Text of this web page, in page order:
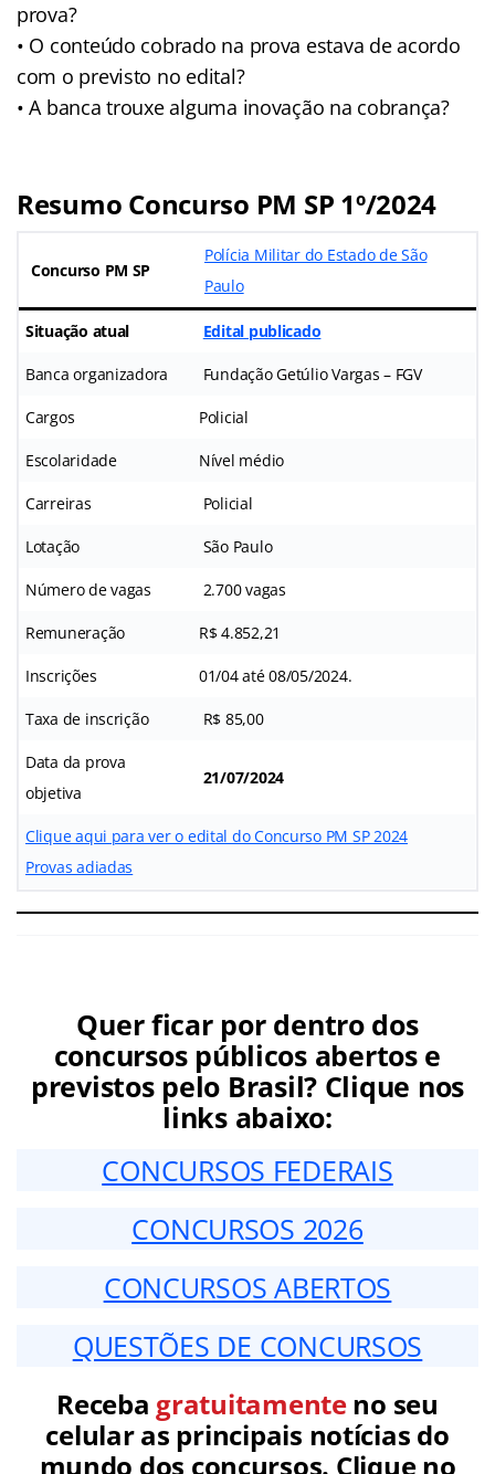
prova?
• O conteúdo cobrado na prova estava de acordo
com o previsto no edital?
• A banca trouxe alguma inovação na cobrança?
Resumo Concurso PM SP 1º/2024
Concurso PM SP
Polícia Militar do Estado de São
Paulo
Situação atual Edital publicado
Banca organizadora Fundação Getúlio Vargas – FGV
Cargos Policial
Escolaridade Nível médio
Carreiras Policial
Lotação São Paulo
Número de vagas 2.700 vagas
Remuneração R$ 4.852,21
Inscrições 01/04 até 08/05/2024.
Taxa de inscrição R$ 85,00
Data da prova
objetiva
21/07/2024
Clique aqui para ver o edital do Concurso PM SP 2024
Provas adiadas
Quer ficar por dentro dos
concursos públicos abertos e
previstos pelo Brasil? Clique nos
links abaixo:
CONCURSOS FEDERAIS
CONCURSOS 2026
CONCURSOS ABERTOS
QUESTÕES DE CONCURSOS
Receba gratuitamenteno seu
celular as principais notícias do
mundo dos concursos. Clique no